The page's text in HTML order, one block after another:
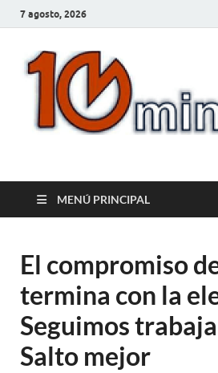
7 agosto, 2026
MENÚ PRINCIPAL
El compromiso
termina con la
Seguimos
Salto mejor